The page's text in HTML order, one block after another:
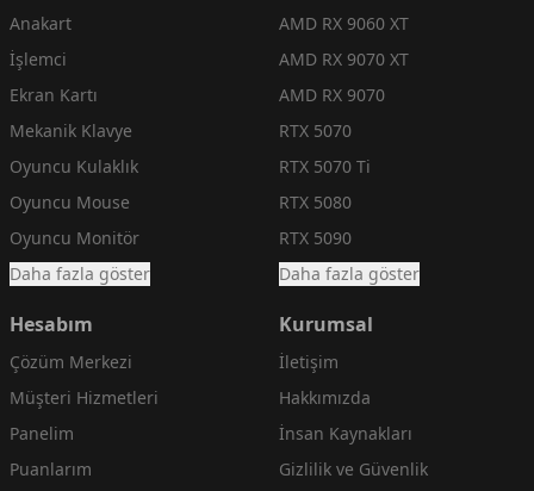
Anakart
İşlemci
Ekran Kartı
Mekanik Klavye
Oyuncu Kulaklık
Oyuncu Mouse
Oyuncu Monitör
Daha fazla göster
AMD RX 9060 XT
AMD RX 9070 XT
AMD RX 9070
RTX 5070
RTX 5070 Ti
RTX 5080
RTX 5090
Daha fazla göster
Hesabım
Çözüm Merkezi
Müşteri Hizmetleri
Panelim
Puanlarım
Kurumsal
İletişim
Hakkımızda
İnsan Kaynakları
Gizlilik ve Güvenlik